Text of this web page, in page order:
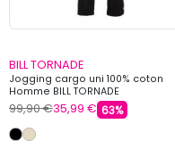
BILL TORNADE
Jogging cargo uni 100% coton
Homme BILL TORNADE
99,90 €35,99 € 63%